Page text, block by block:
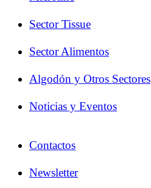
Sector Tissue
Sector Alimentos
Algodón y Otros Sectores
Noticias y Eventos
Contactos
Newsletter